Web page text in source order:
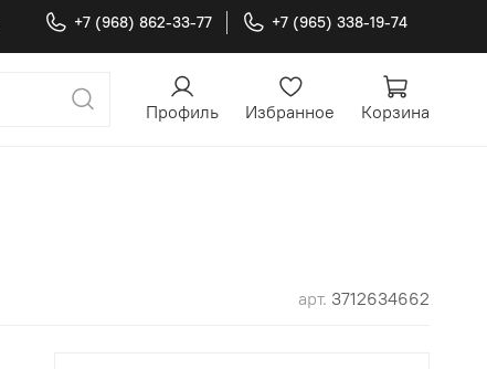
+7 (968) 862-33-77 +7 (965) 338-19-74
Профиль Избранное Корзина
арт. 3712634662